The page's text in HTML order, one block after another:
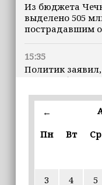
Из бюджета
выделено 505
пострадавшим
15:35
Политик заявил,
— стать большой
готовы к приёму
15:02
←
Пн
Вт Ср
3
4 5